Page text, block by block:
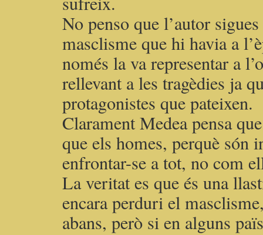
No penso que l’autor
masclisme que hi havia a
només la va representar a
rellevant a les tragèdies ja
protagonistes que pateixen.
Clarament Medea pensa
que els homes, perquè són
enfrontar-se a tot, no com
La veritat es que és una
encara perduri el
abans, però si en alguns